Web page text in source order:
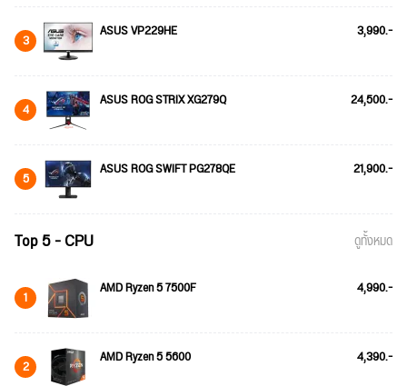
3 ASUS VP229HE 3,990.-
4 ASUS ROG STRIX XG279Q 24,500.-
5 ASUS ROG SWIFT PG278QE 21,900.-
Top 5 - CPU ดูทั้งหมด
1 AMD Ryzen 5 7500F 4,990.-
2 AMD Ryzen 5 5600 4,390.-